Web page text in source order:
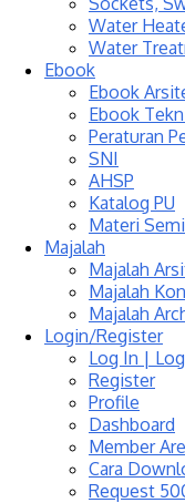
Water
Water
Ebook
Ebook
Ebook
Peraturan
SNI
AHSP
Katalog PU
Materi
Majalah
Majalah
Majalah
Majalah
Login/Register
Log In |
Register
Profile
Dashboard
Member
Cara
Request